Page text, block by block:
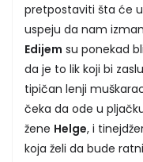
pretpostaviti šta će
uspeju da nam
Edijem su ponekad
da je to lik koji bi
tipičan lenji
čeka da ode u
žene Helge, i
koja želi da bude